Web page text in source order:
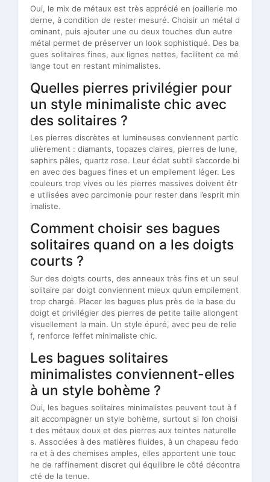
Oui, le mix de métaux est très apprécié en joaillerie mo
derne, à condition de rester mesuré. Choisir un métal d
ominant, puis ajouter une ou deux touches d’un autre
métal permet de préserver un look sophistiqué. Des ba
gues solitaires fines, aux lignes nettes, facilitent ce mé
lange tout en restant minimalistes.
Quelles pierres privilégier pour
un style minimaliste chic avec
des solitaires ?
Les pierres discrètes et lumineuses conviennent partic
ulièrement : diamants, topazes claires, pierres de lune,
saphirs pâles, quartz rose. Leur éclat subtil s’accorde bi
en avec des bagues fines et un empilement léger. Les
couleurs trop vives ou les pierres massives doivent êtr
e utilisées avec parcimonie pour rester dans l’esprit min
imaliste.
Comment choisir ses bagues
solitaires quand on a les doigts
courts ?
Sur des doigts courts, des anneaux très fins et un seul
solitaire par doigt conviennent mieux qu’un empilement
trop chargé. Placer les bagues plus près de la base du
doigt et privilégier des pierres de petite taille allongent
visuellement la main. Un style épuré, avec peu de relie
f, renforce l’effet minimaliste chic.
Les bagues solitaires
minimalistes conviennent-elles
à un style bohème ?
Oui, les bagues solitaires minimalistes peuvent tout à f
ait accompagner un style bohème, surtout si l’on choisi
t des métaux doux et des pierres aux teintes naturelle
s. Associées à des matières fluides, à un chapeau fedo
ra et à des chemises amples, elles apportent une touc
he de raffinement discret qui équilibre le côté décontra
cté de la tenue.